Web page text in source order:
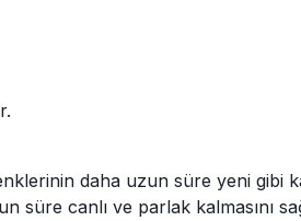
daha uzun süre yeni gibi
süre canlı ve parlak kalmasını